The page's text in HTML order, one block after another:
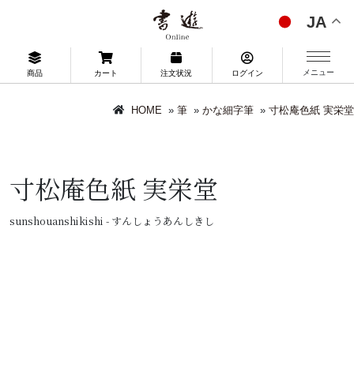
JA
商品 カート 注文状況 ログイン メニュー
HOME » 筆 » かな細字筆 » 寸松庵色紙 実栄堂
寸松庵色紙 実栄堂
sunshouanshikishi - すんしょうあんしきし